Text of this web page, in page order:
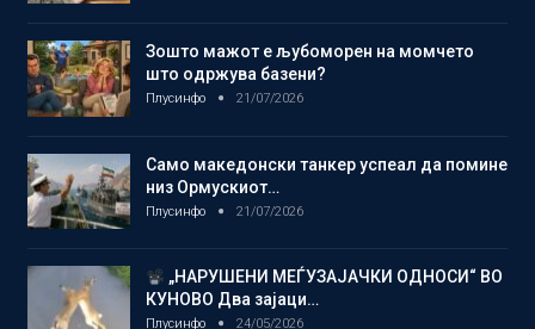
Зошто мажот е љубоморен на момчето
што одржува базени?
Плусинфо 21/07/2026
Само македонски танкер успеал да помине
низ Ормускиот…
Плусинфо 21/07/2026
„НАРУШЕНИ МЕЃУЗАЈАЧКИ ОДНОСИ“ ВО
КУНОВО Два зајаци…
Плусинфо 24/05/2026